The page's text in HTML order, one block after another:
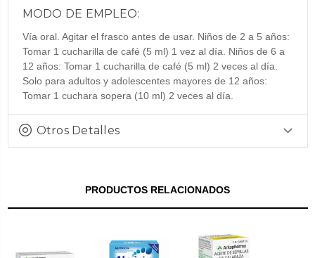
MODO DE EMPLEO:
Vía oral. Agitar el frasco antes de usar. Niños de 2 a 5 años:
Tomar 1 cucharilla de café (5 ml) 1 vez al día. Niños de 6 a
12 años: Tomar 1 cucharilla de café (5 ml) 2 veces al día.
Solo para adultos y adolescentes mayores de 12 años:
Tomar 1 cuchara sopera (10 ml) 2 veces al día.
Otros Detalles
PRODUCTOS RELACIONADOS